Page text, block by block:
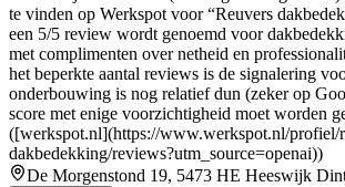
te vinden op Werkspot voor “Reuvers
een 5/5 review wordt genoemd voor
met complimenten over netheid en
het beperkte aantal reviews is de signalering
onderbouwing is nog relatief dun (zeker op
score met enige voorzichtigheid moet worden
([werkspot.nl](https://www.werkspot.nl/profiel/
dakbedekking/reviews?utm_source=openai))
De Morgenstond 19, 5473 HE Heeswijk